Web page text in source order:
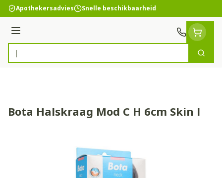
Ga naar de inhoud
Apothekersadvies Snelle beschikbaarheid
Menu
Product, merk, categorie...
Zoek
Bota Halskraag Mod C H 6cm Skin l